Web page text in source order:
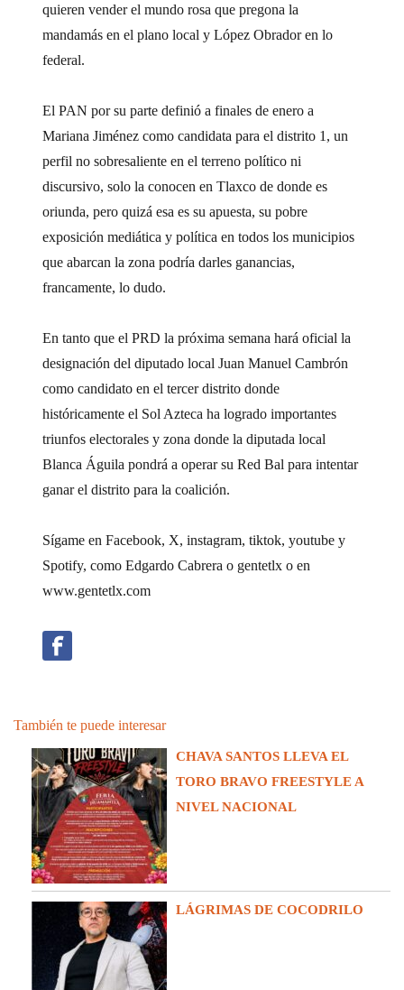
quieren vender el mundo rosa que pregona la
mandamás en el plano local y López Obrador en lo
federal.
El PAN por su parte definió a finales de enero a
Mariana Jiménez como candidata para el distrito 1, un
perfil no sobresaliente en el terreno político ni
discursivo, solo la conocen en Tlaxco de donde es
oriunda, pero quizá esa es su apuesta, su pobre
exposición mediática y política en todos los municipios
que abarcan la zona podría darles ganancias,
francamente, lo dudo.
En tanto que el PRD la próxima semana hará oficial la
designación del diputado local Juan Manuel Cambrón
como candidato en el tercer distrito donde
históricamente el Sol Azteca ha logrado importantes
triunfos electorales y zona donde la diputada local
Blanca Águila pondrá a operar su Red Bal para intentar
ganar el distrito para la coalición.
Sígame en Facebook, X, instagram, tiktok, youtube y
Spotify, como Edgardo Cabrera o gentetlx o en
www.gentetlx.com
También te puede interesar
CHAVA SANTOS LLEVA EL
TORO BRAVO FREESTYLE A
NIVEL NACIONAL
LÁGRIMAS DE COCODRILO